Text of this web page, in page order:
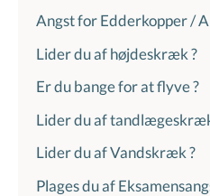
Angst for Edderkopper /
Lider du af højdeskræk ?
Er du bange for at flyve ?
Lider du af
Lider du af Vandskræk ?
Plages du af